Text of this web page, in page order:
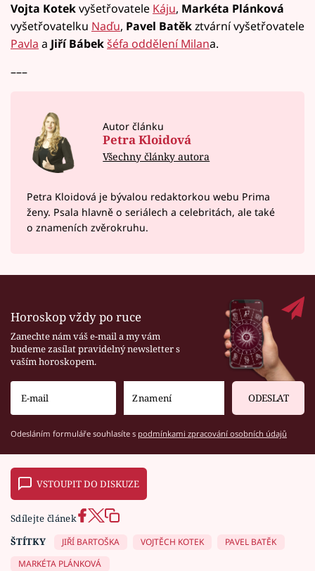
Vojta Kotekvyšetřovatele Káju, Markéta Plánková
vyšetřovatelku Naďu, Pavel Batěkztvární vyšetřovatele
Pavla a Jiří Bábekšéfa oddělení Milana.
–––
Autor článku
Petra Kloidová
Všechny články autora
Petra Kloidová je bývalou redaktorkou webu Prima
ženy. Psala hlavně o seriálech a celebritách, ale také
o znameních zvěrokruhu.
Horoskop vždy po ruce
Zanechte nám váš e-mail a my vám
budeme zasílat pravidelný newsletter s
vaším horoskopem.
ODESLAT
Odesláním formuláře souhlasíte s podmínkami zpracování osobních údajů
VSTOUPIT DO DISKUZE
Sdílejte článek
ŠTÍTKY
JIŘÍ BARTOŠKA VOJTĚCH KOTEK
PAVEL BATĚK
MARKÉTA PLÁNKOVÁ